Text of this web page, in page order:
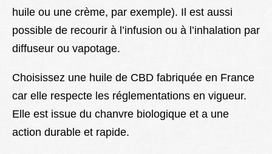
huile ou une crème, par exemple). Il est aussi
possible de recourir à l’infusion ou à l’inhalation par
diffuseur ou vapotage.
Choisissez une huile de CBD fabriquée en France
car elle respecte les réglementations en vigueur.
Elle est issue du chanvre biologique et a une
action durable et rapide.